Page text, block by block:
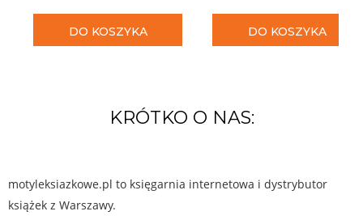
DO KOSZYKA DO KOSZYKA
KRÓTKO O NAS:
motyleksiazkowe.pl to księgarnia internetowa i dystrybutor
książek z Warszawy.